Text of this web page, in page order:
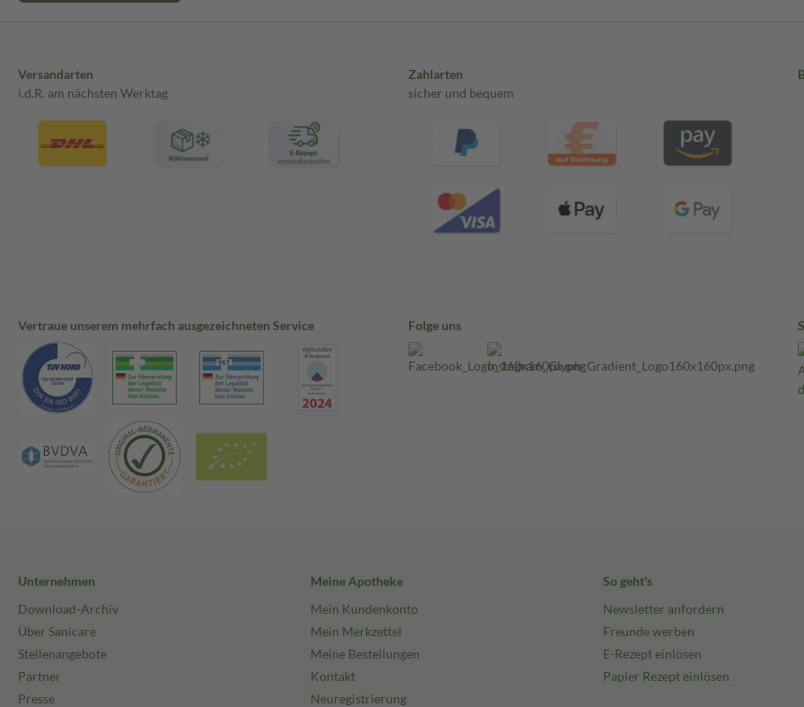
Versandarten
i.d.R. am nächsten Werktag
Zahlarten
sicher und bequem
Vertraue unserem mehrfach ausgezeichneten Service Folge uns
Unternehmen
Download-Archiv
Über Sanicare
Stellenangebote
Partner
Presse
Meine Apotheke
Mein Kundenkonto
Mein Merkzettel
Meine Bestellungen
Kontakt
Neuregistrierung
So geht's
Newsletter anfordern
Freunde werben
E-Rezept einlösen
Papier Rezept einlösen